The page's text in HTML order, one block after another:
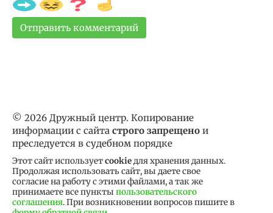
© 2026 Дружный центр. Копирование
информации с сайта строго запрещено и
преследуется в судебном порядке
Этот сайт используетcookieдля хранения данных.
Продолжая использовать сайт, вы даете свое
согласие на работу с этими файлами, а так же
принимаете все пункты пользовательского
соглашения. При возникновении вопросов пишите в